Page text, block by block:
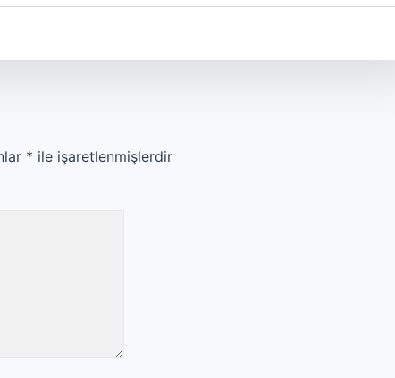
* ile işaretlenmişlerdir